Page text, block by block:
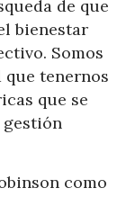
de que
bienestar
Somos
tenernos
que se
gestión
como